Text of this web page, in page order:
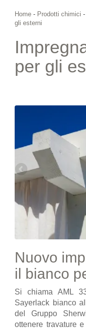
Home - Prodotti chimici -
gli esterni
per gli
Nuovo
il bianco
Si chiama AML
Sayerlack bianco
del Gruppo
ottenere travature